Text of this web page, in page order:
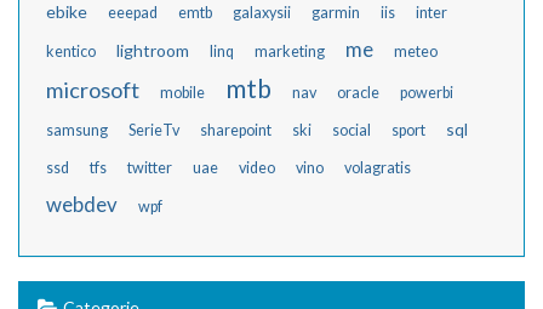
ebike eeepad emtb galaxysii garmin iis inter
kentico lightroom linq marketing me meteo
microsoft mobile mtb nav oracle powerbi
samsung SerieTv sharepoint ski social sport sql
ssd tfs twitter uae video vino volagratis
webdev wpf